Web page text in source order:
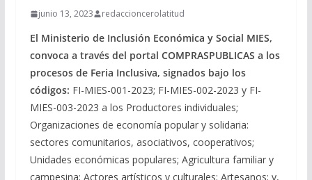
junio 13, 2023 redaccioncerolatitud
El Ministerio de Inclusión Económica y Social MIES,
convoca a través del portal COMPRASPUBLICAS a los
procesos de Feria Inclusiva, signados bajo los
códigos: FI-MIES-001-2023; FI-MIES-002-2023 y FI-
MIES-003-2023 a los Productores individuales;
Organizaciones de economía popular y solidaria:
sectores comunitarios, asociativos, cooperativos;
Unidades económicas populares; Agricultura familiar y
campesina; Actores artísticos y culturales; Artesanos; y,